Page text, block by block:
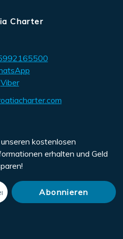
Charter
Viber
kostenlosen
erhalten und Geld